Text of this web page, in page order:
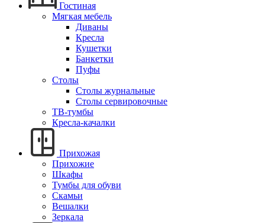
Гостиная
Мягкая мебель
Диваны
Кресла
Кушетки
Банкетки
Пуфы
Столы
Столы журнальные
Столы сервировочные
ТВ-тумбы
Кресла-качалки
Прихожая
Прихожие
Шкафы
Тумбы для обуви
Скамьи
Вешалки
Зеркала